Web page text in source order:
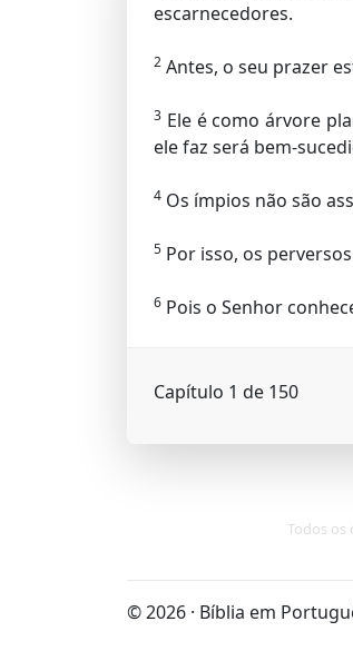
escarnecedores.
2 Antes, o seu prazer
3 Ele é como árvore
ele faz será bem-
4 Os ímpios não são
5 Por isso, os
6 Pois o Senhor
Capítulo 1 de 150
Todos os
© 2026 · Bíblia em